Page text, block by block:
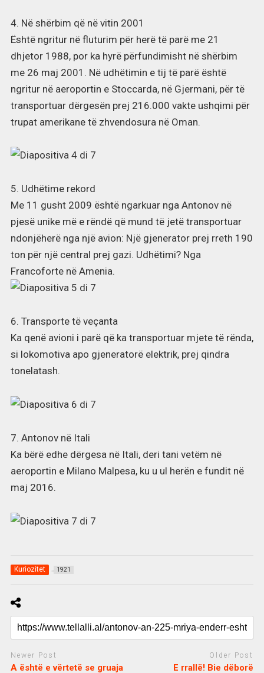
4. Në shërbim që në vitin 2001
Është ngritur në fluturim për herë të parë me 21
dhjetor 1988, por ka hyrë përfundimisht në shërbim
me 26 maj 2001. Në udhëtimin e tij të parë është
ngritur në aeroportin e Stoccarda, në Gjermani, për të
transportuar dërgesën prej 216.000 vakte ushqimi për
trupat amerikane të zhvendosura në Oman.
5. Udhëtime rekord
Me 11 gusht 2009 është ngarkuar nga Antonov në
pjesë unike më e rëndë që mund të jetë transportuar
ndonjëherë nga një avion: Një gjenerator prej rreth 190
ton për një central prej gazi. Udhëtimi? Nga
Francoforte në Amenia.
6. Transporte të veçanta
Ka qenë avioni i parë që ka transportuar mjete të rënda,
si lokomotiva apo gjeneratorë elektrik, prej qindra
tonelatash.
7. Antonov në Itali
Ka bërë edhe dërgesa në Itali, deri tani vetëm në
aeroportin e Milano Malpesa, ku u ul herën e fundit në
maj 2016.
Kuriozitet 1921
Newer Post
A është e vërtetë se gruaja
Older Post
E rrallë! Bie dëborë